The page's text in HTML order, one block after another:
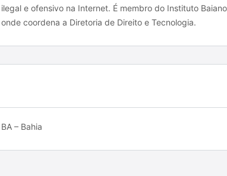
ilegal e ofensivo na Internet. É membro do Instituto
onde coordena a Diretoria de Direito e Tecnologia.
BA – Bahia